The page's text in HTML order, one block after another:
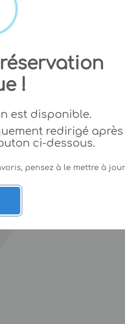
!
est disponible.
redirigé après
ci-dessous.
pensez à le mettre à